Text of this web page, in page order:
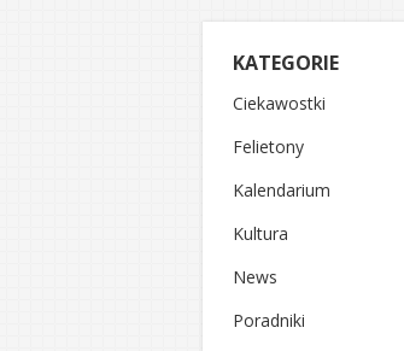
KATEGORIE
Ciekawostki
Felietony
Kalendarium
Kultura
News
Poradniki